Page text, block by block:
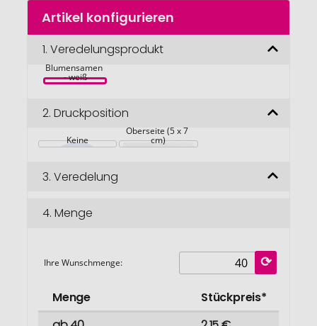
Zum
Anfang
Bildgalerie
springen
Artikel konfigurieren
1. Veredelungsprodukt
GROW ME
Blumensamen
- weiß
2. Druckposition
Keine
Oberseite (5 x 7
cm)
3. Veredelung
4. Menge
Ihre Wunschmenge:
Menge
Stückpreis*